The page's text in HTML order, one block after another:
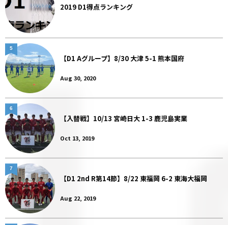
2019 D1得点ランキング
【D1 Aグループ】8/30 大津 5-1 熊本国府
Aug 30, 2020
5
【入替戦】10/13 宮崎日大 1-3 鹿児島実業
Oct 13, 2019
6
【D1 2nd R第14節】8/22 東福岡 6-2 東海大福岡
Aug 22, 2019
7